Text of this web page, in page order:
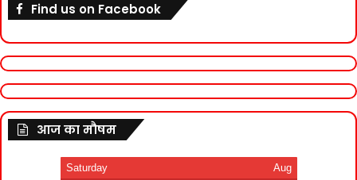
Find us on Facebook
आज का मौषम
Saturday Aug